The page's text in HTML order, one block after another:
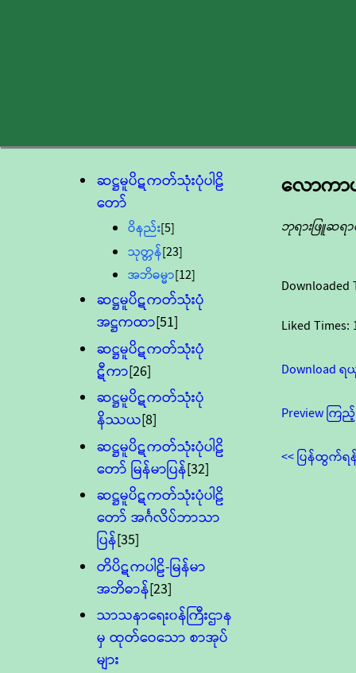
ဆဋ္ဌမူပိဋကတ်သုံးပုံပါဠိ
တော်
ဝိနည်း[5]
သုတ္တန်[23]
အဘိဓမ္မာ[12]
ဆဋ္ဌမူပိဋကတ်သုံးပုံ
အဋ္ဌကထာ[51]
ဆဋ္ဌမူပိဋကတ်သုံးပုံ
ဋီကာ[26]
ဆဋ္ဌမူပိဋကတ်သုံးပုံ
နိဿယ[8]
ဆဋ္ဌမူပိဋကတ်သုံးပုံပါဠိ
တော် မြန်မာပြန်[32]
ဆဋ္ဌမူပိဋကတ်သုံးပုံပါဠိ
တော် အင်္ဂလိပ်ဘာသာ
ပြန်[35]
တိပိဋကပါဠိ-မြန်မာ
အဘိဓာန်[23]
သာသနာရေး၀န်ကြီးဌာန
မှ ထုတ်ဝေသော စာအုပ်
များ
လောကာ
ဘုရားဖြူဆရ
Downloaded
Liked Times:
Download
Preview ကြ
<< ပြန်ထွက်ရ